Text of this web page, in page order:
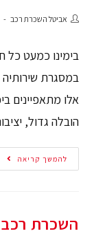
אביטל השכרת רכב
בימינו כמעט
במסגרת
אלו מתאפיינים
הובלה גדול,
להמשך קריאה
השכרת